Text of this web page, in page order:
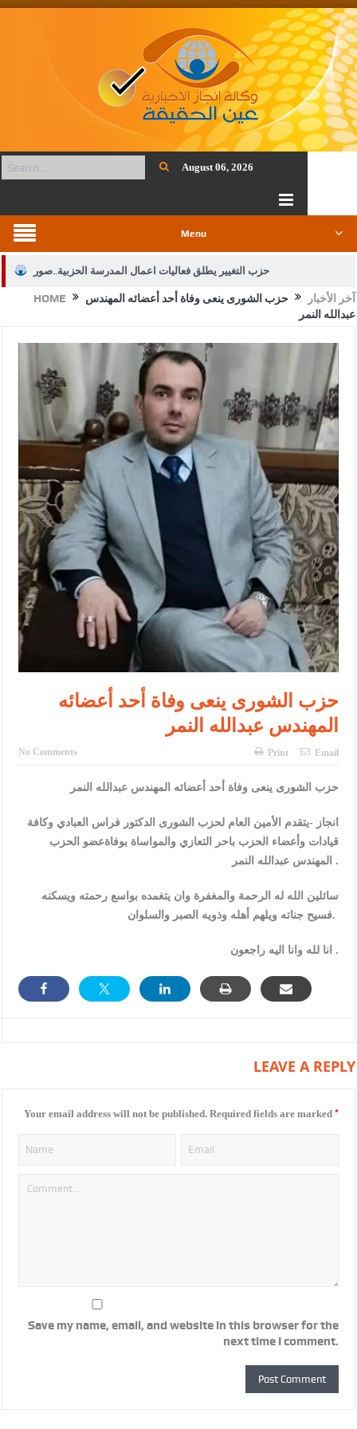
August 06, 2026
Menu
حزب التغيير يطلق فعاليات اعمال المدرسة الحزبية..صور
الجيش يفتح باب التجنيد لحملة البكالوريوس في الحقوق والقانون
الإسلامية والمسيحية
الأمن يتلف 16 مليون حبة كبتاجون و1480 كغم مواد مخدرة
النواب يقر مشروع تعديل قانون الملكية العقارية
القاضي يلتقي رؤساء تحرير الصحف اليومية ويؤكد حرص مجلس النواب
على شراكة فاعلة مع الإعلام
دعوة المكلفين بخدمة العلم (الدفعة الثالثة) إلى مراجعة منصة خدمة
الملك يلتقي مجموعة من رفاق السلاح
الملك يتلقى اتصالا هاتفيا من العاهل البحريني
القاضي محمود أحمد فريحات.. مبارك ومزيدا من التوفيق
HOME آخر الأخبار
حزب الشورى ينعى وفاة أحد أعضائه المهندس
عبدالله النمر
حزب الشورى ينعى وفاة أحد أعضائه
المهندس عبدالله النمر
No Comments Print Email
حزب الشورى ينعى وفاة أحد أعضائه المهندس عبدالله النمر
انجاز -يتقدم الأمين العام لحزب الشورى الدكتور فراس العبادي وكافة
قيادات وأعضاء الحزب باحر التعازي والمواساة بوفاةعضو الحزب
المهندس عبدالله النمر .
سائلين الله له الرحمة والمغفرة وان يتغمده بواسع رحمته ويسكنه
فسيح جناته ويلهم أهله وذويه الصبر والسلوان.
انا لله وانا اليه راجعون .
LEAVE A REPLY
Your email address will not be published. Required fields are marked *
Save my name, email, and website in this browser for the
next time I comment.